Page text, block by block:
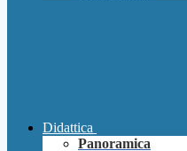
Didattica
Panoramica